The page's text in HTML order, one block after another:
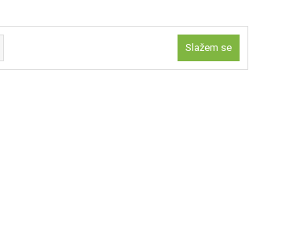
Pravo na odustajanje
Reklamacije
Slažem se